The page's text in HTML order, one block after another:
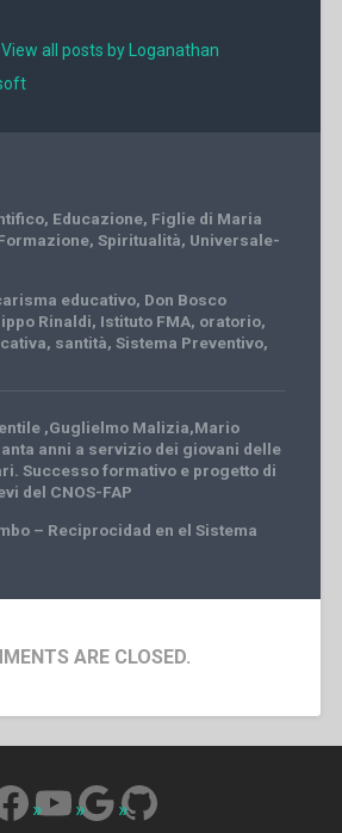
View all posts by Loganathan
, Educazione, Figlie di Maria
, Spiritualità, Universale-
educativo, Don Bosco
Rinaldi, Istituto FMA, oratorio,
, santità, Sistema Preventivo,
,Guglielmo Malizia,Mario
anni a servizio dei giovani delle
Successo formativo e progetto di
del CNOS-FAP
– Reciprocidad en el Sistema
ARE CLOSED.
YouTube
Google
GitHub